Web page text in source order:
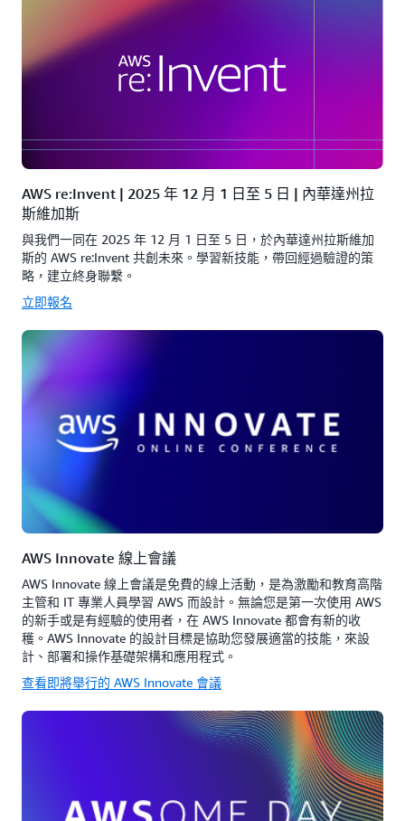
AWS re:Invent | 2025 年 12 月 1 日至 5 日 | 內華達州拉
斯維加斯
與我們一同在 2025 年 12 月 1 日至 5 日，於內華達州拉斯維加
斯的 AWS re:Invent 共創未來。學習新技能，帶回經過驗證的策
略，建立終身聯繫。
立即報名
AWS Innovate 線上會議
AWS Innovate 線上會議是免費的線上活動，是為激勵和教育高階
主管和 IT 專業人員學習 AWS 而設計。無論您是第一次使用 AWS
的新手或是有經驗的使用者，在 AWS Innovate 都會有新的收
穫。AWS Innovate 的設計目標是協助您發展適當的技能，來設
計、部署和操作基礎架構和應用程式。
查看即將舉行的 AWS Innovate 會議